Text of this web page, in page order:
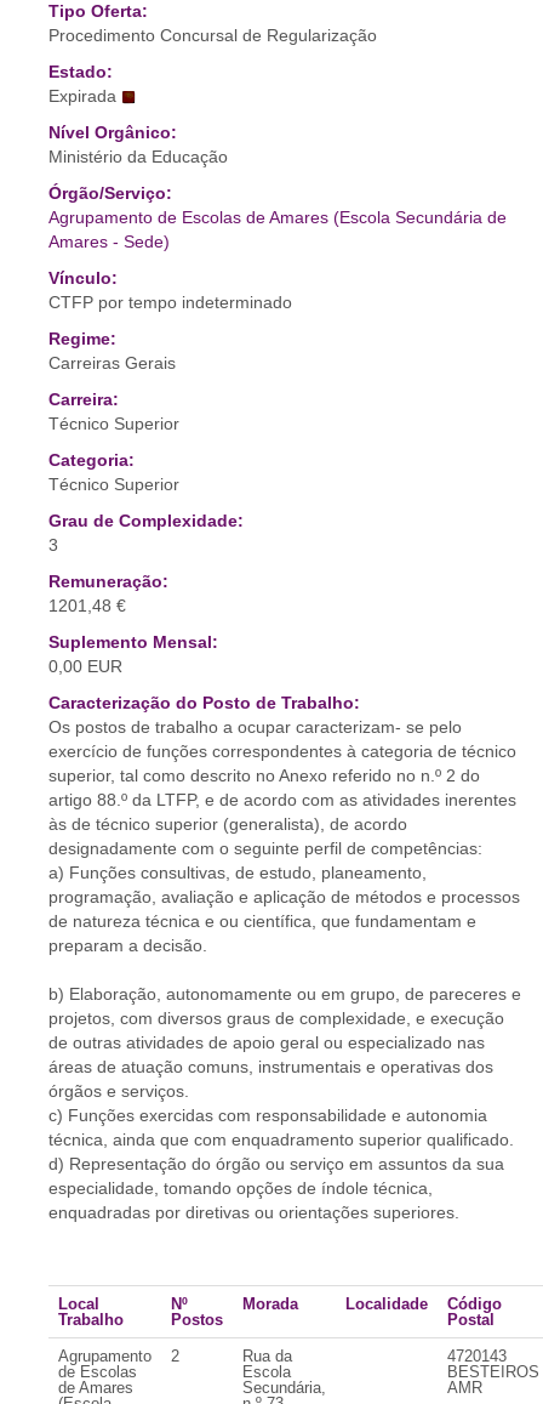
Tipo Oferta:
Procedimento Concursal de Regularização
Estado:
Expirada
Nível Orgânico:
Ministério da Educação
Órgão/Serviço:
Agrupamento de Escolas de Amares (Escola Secundária de
Amares - Sede)
Vínculo:
CTFP por tempo indeterminado
Regime:
Carreiras Gerais
Carreira:
Técnico Superior
Categoria:
Técnico Superior
Grau de Complexidade:
3
Remuneração:
1201,48 €
Suplemento Mensal:
0,00 EUR
Caracterização do Posto de Trabalho:
Os postos de trabalho a ocupar caracterizam- se pelo
exercício de funções correspondentes à categoria de técnico
superior, tal como descrito no Anexo referido no n.º 2 do
artigo 88.º da LTFP, e de acordo com as atividades inerentes
às de técnico superior (generalista), de acordo
designadamente com o seguinte perfil de competências:
a) Funções consultivas, de estudo, planeamento,
programação, avaliação e aplicação de métodos e processos
de natureza técnica e ou científica, que fundamentam e
preparam a decisão.
b) Elaboração, autonomamente ou em grupo, de pareceres e
projetos, com diversos graus de complexidade, e execução
de outras atividades de apoio geral ou especializado nas
áreas de atuação comuns, instrumentais e operativas dos
órgãos e serviços.
c) Funções exercidas com responsabilidade e autonomia
técnica, ainda que com enquadramento superior qualificado.
d) Representação do órgão ou serviço em assuntos da sua
especialidade, tomando opções de índole técnica,
enquadradas por diretivas ou orientações superiores.
Local
Trabalho
Nº
Postos
Morada Localidade
Código
Postal
Agrupamento
de Escolas
de Amares
2
Rua da
Escola
Secundária,
4720143
BESTEIROS
AMR